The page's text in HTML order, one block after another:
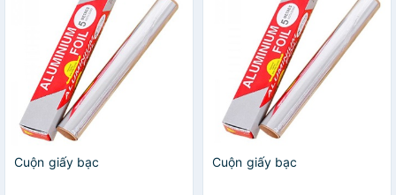
Cuộn giấy bạc Cuộn giấy bạc